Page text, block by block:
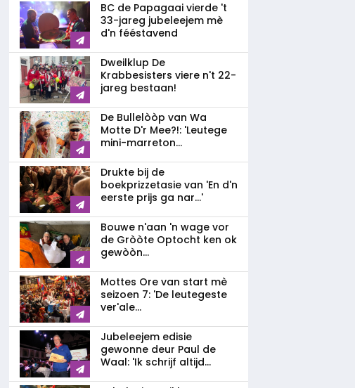
BC de Papagaai vierde 't
33-jareg jubeleejem mè
d'n fééstavend
Dweilklup De
Krabbesisters viere n't 22-
jareg bestaan!
De Bullelòòp van Wa
Motte D'r Mee?!: 'Leutege
mini-marreton...
Drukte bij de
boekprizzetasie van 'En d'n
eerste prijs ga nar...'
Bouwe n'aan 'n wage vor
de Gròòte Optocht ken ok
gewòòn...
Mottes Ore van start mè
seizoen 7: 'De leutegeste
ver'ale...
Jubeleejem edisie
gewonne deur Paul de
Waal: 'Ik schrijf altijd...